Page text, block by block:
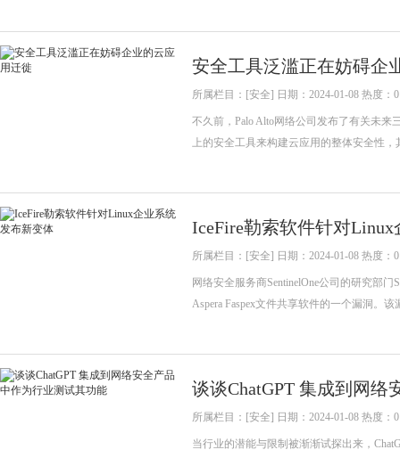
安全工具泛滥正在妨碍企
所属栏目：[安全] 日期：2024-01-08 热度：0
不久前，Palo Alto网络公司发布了有关未
上的安全工具来构建云应用的整体安全性
IceFire勒索软件针对
所属栏目：[安全] 日期：2024-01-08 热度：0
网络安全服务商SentinelOne公司的研究部
Aspera Faspex文件共享软件的一个漏洞。
谈谈ChatGPT 集成到网
所属栏目：[安全] 日期：2024-01-08 热度：0
当行业的潜能与限制被渐渐试探出来，